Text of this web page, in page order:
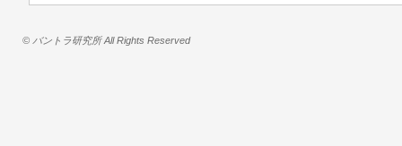
© バントラ研究所 All Rights Reserved